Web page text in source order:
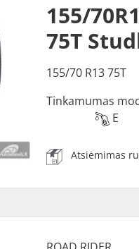
155/
75T
155/70 R13 75T
Tinkamumas
E
Atsiėmimas